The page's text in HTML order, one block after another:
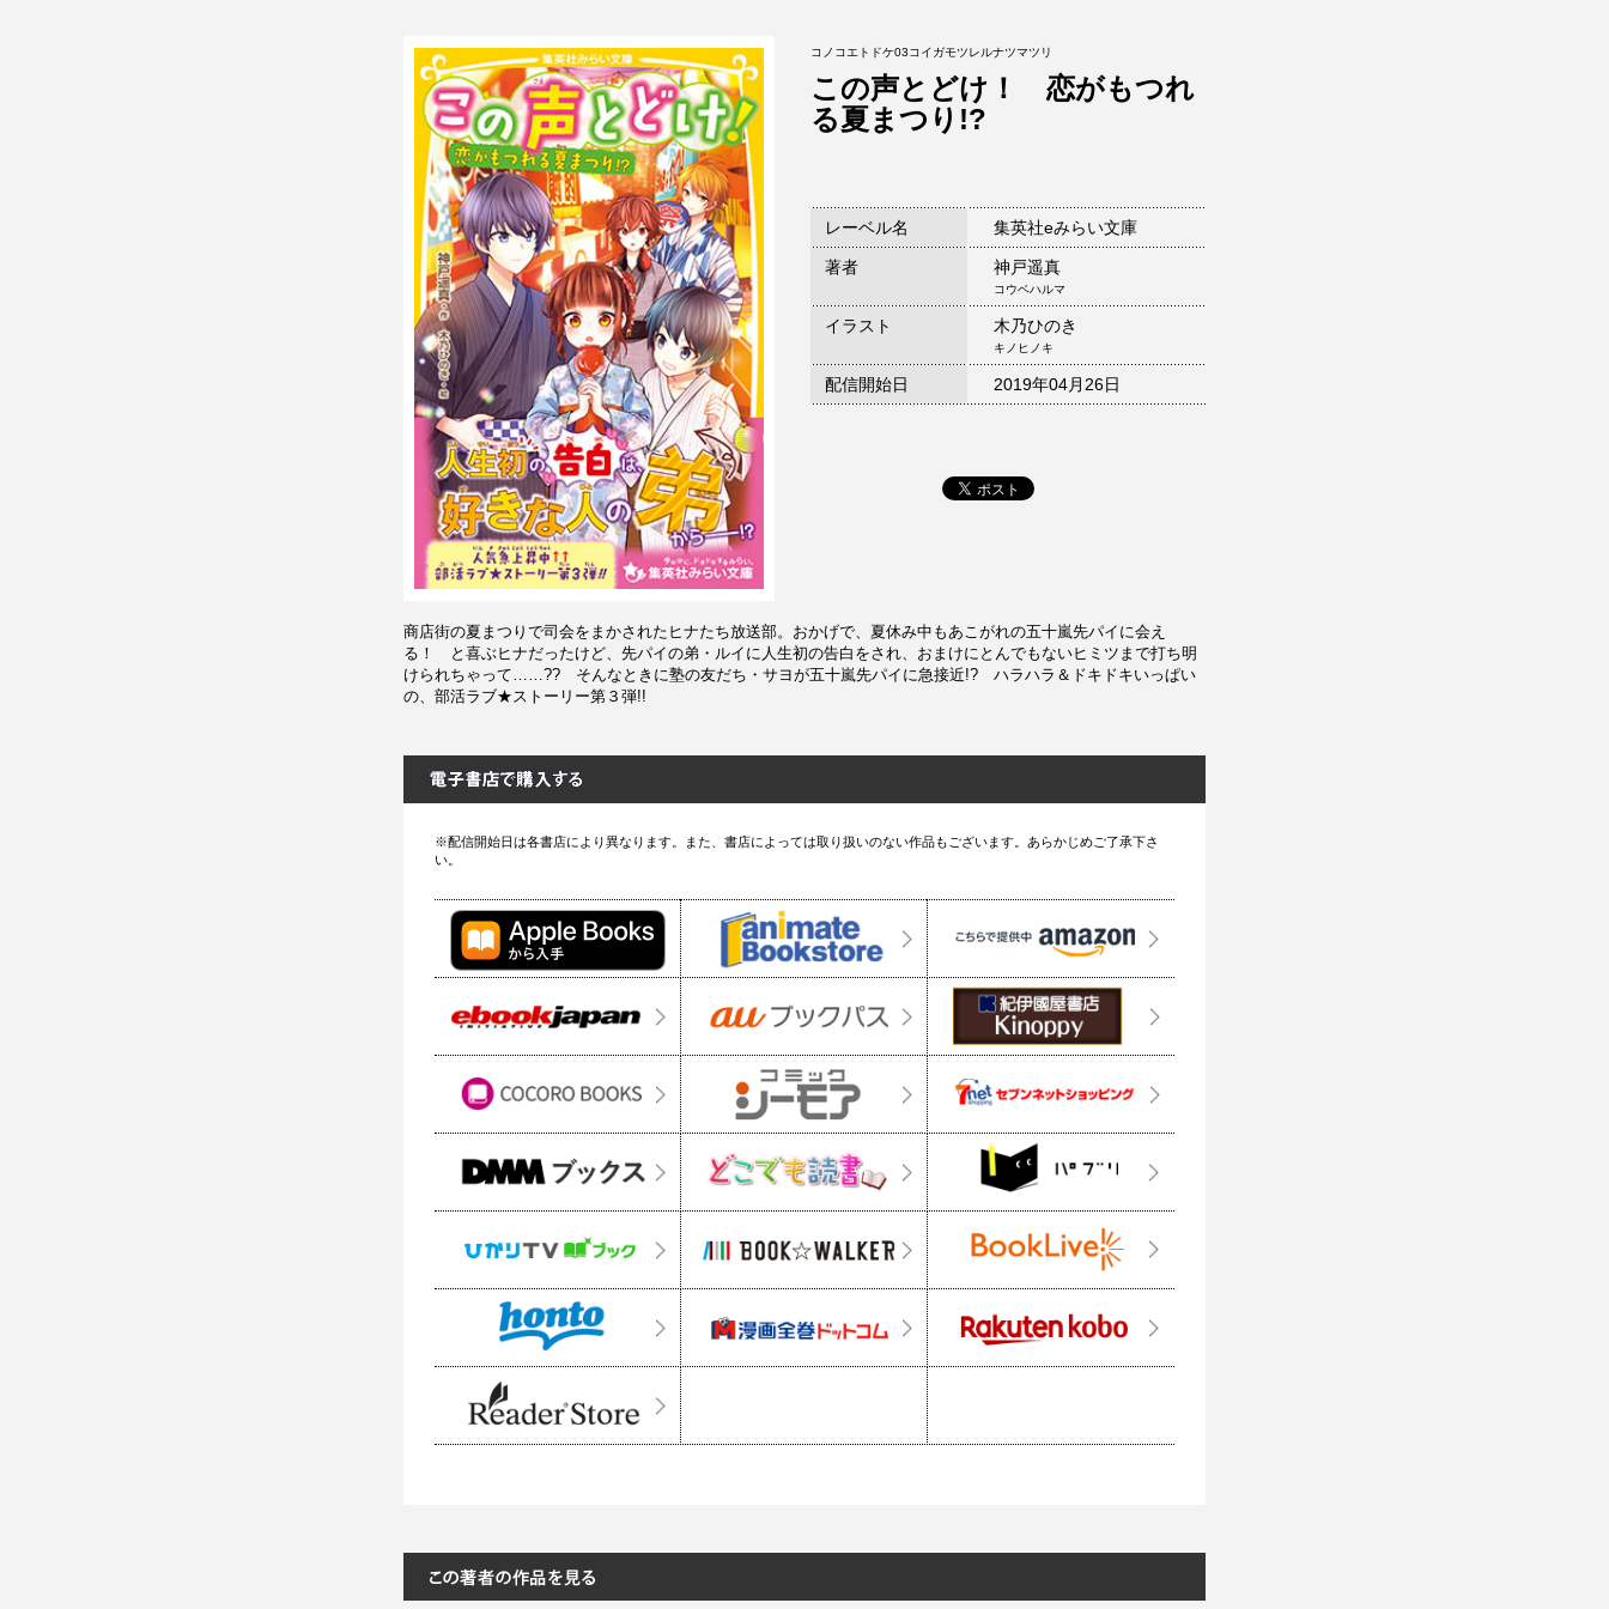
コノコエトドケ03コイガモツレルナツマツリ
この声とどけ！ 恋がもつれ
る夏まつり!?
レーベル名 集英社eみらい文庫
著者 神戸遥真
コウベハルマ
イラスト 木乃ひのき
キノヒノキ
配信開始日 2019年04月26日
商店街の夏まつりで司会をまかされたヒナたち放送部。おかげで、夏休み中もあこがれの五十嵐先パイに会え
る！ と喜ぶヒナだったけど、先パイの弟・ルイに人生初の告白をされ、おまけにとんでもないヒミツまで打ち明
けられちゃって……?? そんなときに塾の友だち・サヨが五十嵐先パイに急接近!? ハラハラ＆ドキドキいっぱい
の、部活ラブ★ストーリー第３弾!!
※配信開始日は各書店により異なります。また、書店によっては取り扱いのない作品もございます。あらかじめご了承下さ
い。